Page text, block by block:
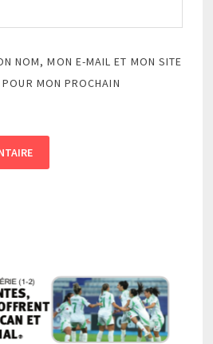
NOM, MON E-MAIL ET MON SITE
MON PROCHAIN